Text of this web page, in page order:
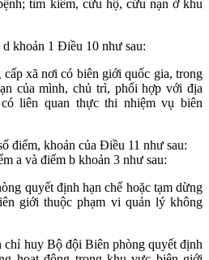
tìm kiếm, cứu hộ, cứu nạn ở khu
khoản 1 Điều 10 như sau:
xã nơi có biên giới quốc gia, trong
của mình, chủ trì, phối hợp với địa
liên quan thực thi nhiệm vụ biên
điểm, khoản của Điều 11 như sau:
a và điểm b khoản 3 như sau:
quyết định hạn chế hoặc tạm dừng
giới thuộc phạm vi quản lý không
huy Bộ đội Biên phòng quyết định